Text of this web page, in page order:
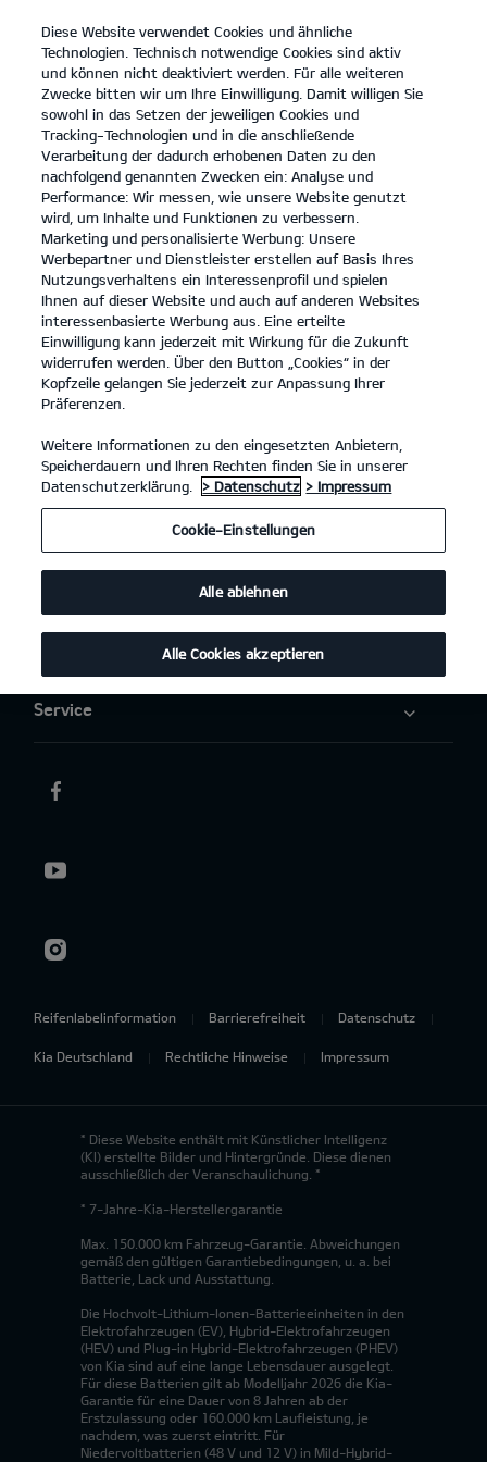
open
menu
KONTAKT
PROBEFAHRT
Modelle
Business
Angebote
Elektromobilität
Aktuelles
Service
Reifenlabelinformation Barrierefreiheit Datenschutz
Kia Deutschland Rechtliche Hinweise Impressum
* Diese Website enthält mit Künstlicher Intelligenz
(KI) erstellte Bilder und Hintergründe. Diese dienen
ausschließlich der Veranschaulichung. *
* 7-Jahre-Kia-Herstellergarantie
Max. 150.000 km Fahrzeug-Garantie. Abweichungen
gemäß den gültigen Garantiebedingungen, u. a. bei
Batterie, Lack und Ausstattung.
Die Hochvolt-Lithium-Ionen-Batterieeinheiten in den
Elektrofahrzeugen (EV), Hybrid-Elektrofahrzeugen
(HEV) und Plug-in Hybrid-Elektrofahrzeugen (PHEV)
von Kia sind auf eine lange Lebensdauer ausgelegt.
Für diese Batterien gilt ab Modelljahr 2026 die Kia-
Garantie für eine Dauer von 8 Jahren ab der
Erstzulassung oder 160.000 km Laufleistung, je
nachdem, was zuerst eintritt. Für
Niedervoltbatterien (48 V und 12 V) in Mild-Hybrid-
Diese Website verwendet Cookies und ähnliche
Technologien. Technisch notwendige Cookies sind aktiv
und können nicht deaktiviert werden. Für alle weiteren
Zwecke bitten wir um Ihre Einwilligung. Damit willigen Sie
sowohl in das Setzen der jeweiligen Cookies und
Tracking-Technologien und in die anschließende
Verarbeitung der dadurch erhobenen Daten zu den
nachfolgend genannten Zwecken ein: Analyse und
Performance: Wir messen, wie unsere Website genutzt
wird, um Inhalte und Funktionen zu verbessern.
Marketing und personalisierte Werbung: Unsere
Werbepartner und Dienstleister erstellen auf Basis Ihres
Nutzungsverhaltens ein Interessenprofil und spielen
Ihnen auf dieser Website und auch auf anderen Websites
interessenbasierte Werbung aus. Eine erteilte
Einwilligung kann jederzeit mit Wirkung für die Zukunft
widerrufen werden. Über den Button „Cookies“ in der
Kopfzeile gelangen Sie jederzeit zur Anpassung Ihrer
Präferenzen.
Weitere Informationen zu den eingesetzten Anbietern,
Speicherdauern und Ihren Rechten finden Sie in unserer
Datenschutzerklärung.
> Datenschutz > Impressum
Cookie-Einstellungen
Alle ablehnen
Alle Cookies akzeptieren